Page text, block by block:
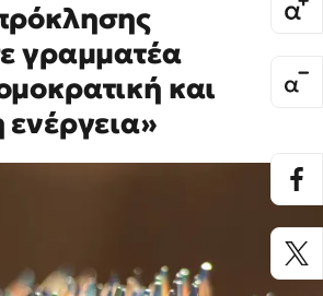
γραμματέα
και
ενέργεια»